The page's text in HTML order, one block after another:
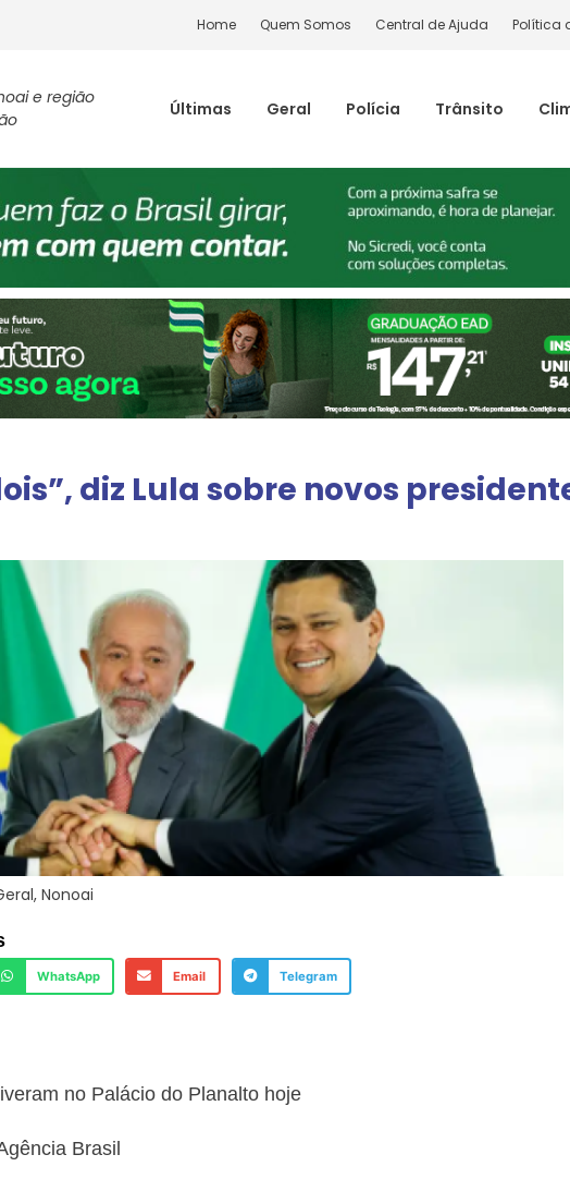
Home Quem Somos Central de Ajuda Política
e região
Últimas Geral Polícia Trânsito
diz Lula sobre novos
, Nonoai
WhatsApp Email Telegram
no Palácio do Planalto hoje
Brasil